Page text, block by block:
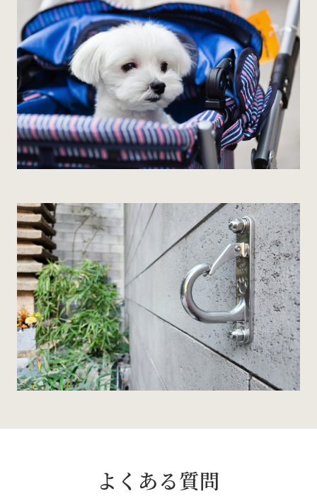
よくある質問